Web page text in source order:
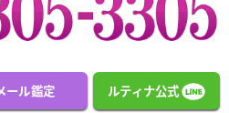
ール鑑定 ルティナ公式